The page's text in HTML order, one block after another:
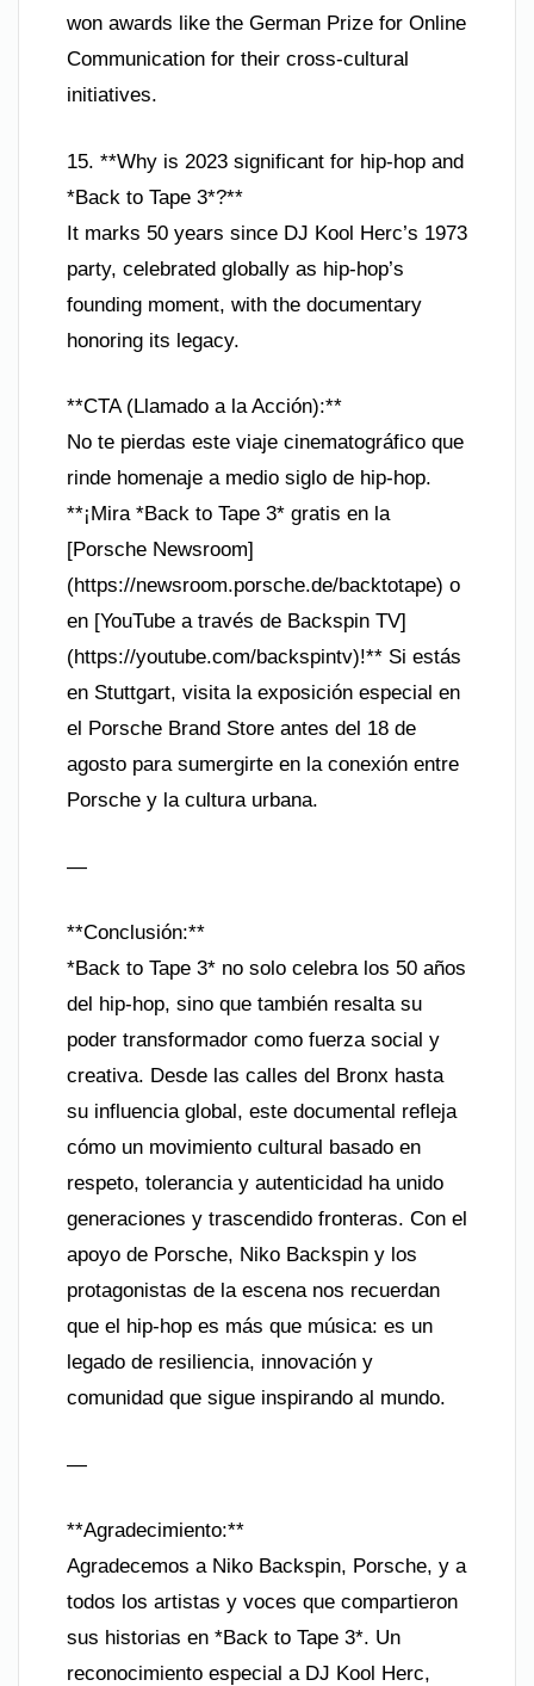
won awards like the German Prize for Online
Communication for their cross-cultural
initiatives.
15. **Why is 2023 significant for hip-hop and
*Back to Tape 3*?**
It marks 50 years since DJ Kool Herc’s 1973
party, celebrated globally as hip-hop’s
founding moment, with the documentary
honoring its legacy.
**CTA (Llamado a la Acción):**
No te pierdas este viaje cinematográfico que
rinde homenaje a medio siglo de hip-hop.
**¡Mira *Back to Tape 3* gratis en la
[Porsche Newsroom]
(https://newsroom.porsche.de/backtotape) o
en [YouTube a través de Backspin TV]
(https://youtube.com/backspintv)!** Si estás
en Stuttgart, visita la exposición especial en
el Porsche Brand Store antes del 18 de
agosto para sumergirte en la conexión entre
Porsche y la cultura urbana.
—
**Conclusión:**
*Back to Tape 3* no solo celebra los 50 años
del hip-hop, sino que también resalta su
poder transformador como fuerza social y
creativa. Desde las calles del Bronx hasta
su influencia global, este documental refleja
cómo un movimiento cultural basado en
respeto, tolerancia y autenticidad ha unido
generaciones y trascendido fronteras. Con el
apoyo de Porsche, Niko Backspin y los
protagonistas de la escena nos recuerdan
que el hip-hop es más que música: es un
legado de resiliencia, innovación y
comunidad que sigue inspirando al mundo.
—
**Agradecimiento:**
Agradecemos a Niko Backspin, Porsche, y a
todos los artistas y voces que compartieron
sus historias en *Back to Tape 3*. Un
reconocimiento especial a DJ Kool Herc,